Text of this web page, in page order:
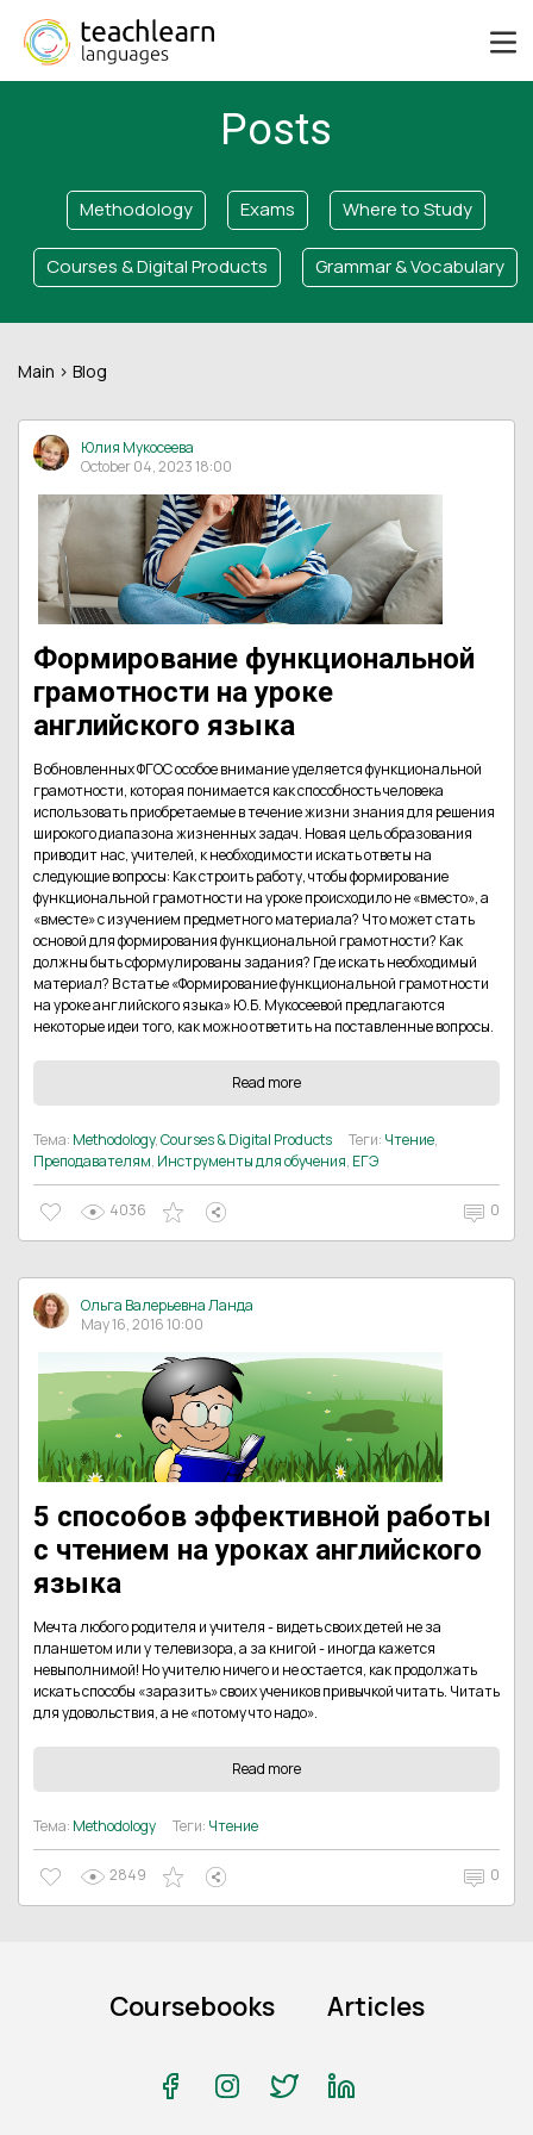
Posts
Methodology Exams Where to Study
Courses & Digital Products Grammar & Vocabulary
Main > Blog
Юлия Мукосеева
October 04, 2023 18:00
Формирование функциональной
грамотности на уроке
английского языка
В обновленных ФГОС особое внимание уделяется функциональной
грамотности, которая понимается как способность человека
использовать приобретаемые в течение жизни знания для решения
широкого диапазона жизненных задач. Новая цель образования
приводит нас, учителей, к необходимости искать ответы на
следующие вопросы: Как строить работу, чтобы формирование
функциональной грамотности на уроке происходило не «вместо», а
«вместе» с изучением предметного материала? Что может стать
основой для формирования функциональной грамотности? Как
должны быть сформулированы задания? Где искать необходимый
материал? В статье «Формирование функциональной грамотности
на уроке английского языка» Ю.Б. Мукосеевой предлагаются
некоторые идеи того, как можно ответить на поставленные вопросы.
Read more
Тема: Methodology,Courses & Digital Products Теги: Чтение,
Преподавателям, Инструменты для обучения, ЕГЭ
4036 0
Ольга Валерьевна Ланда
May 16, 2016 10:00
5 способов эффективной работы
с чтением на уроках английского
языка
Мечта любого родителя и учителя - видеть своих детей не за
планшетом или у телевизора, а за книгой - иногда кажется
невыполнимой! Но учителю ничего и не остается, как продолжать
искать способы «заразить» своих учеников привычкой читать. Читать
для удовольствия, а не «потому что надо».
Read more
Тема: Methodology Теги: Чтение
2849 0
Coursebooks Articles